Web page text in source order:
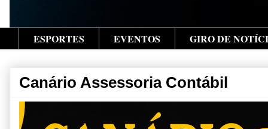
ESPORTES EVENTOS GIRO DE
Canário Assessoria Contábil